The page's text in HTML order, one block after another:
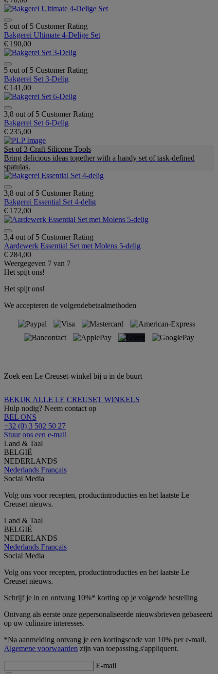
5 out of 5 Customer Rating
Bakgerei Ultimate 4-Delige Set
€ 190,00
5 out of 5 Customer Rating
Bakgerei Set 3-Delig
€ 141,00
3,8 out of 5 Customer Rating
Bakgerei Set 6-Delig
€ 235,00
Set of 3 Craft Silicone Tools
Bring delicious ideas together with a handy set of task-defined
spatulas.
3,8 out of 5 Customer Rating
Bakgerei Essential Set 4-delig
€ 172,00
3,4 out of 5 Customer Rating
Aardewerk Essential Set met Molens 5-delig
€ 284,00
Weergegeven 7 van 7
Het spijt ons!
Het spijt ons!
We accepteren de volgendebetaalmethoden
Zoek een Le Creuset-winkel bij u in de buurt
BEKIJK ALLE LE CREUSET WINKELS
Hulp nodig? Neem contact op
BEL ONS
+32 (0) 3 502 50 27
Stuur ons een e-mail
Land & Taal
BELGIË
NEDERLANDS
Nederlands Français
Social Media
Volg ons voor recepten, productintroducties en het laatste Le
Creuset nieuws.
Land & Taal
BELGIË
NEDERLANDS
Nederlands Français
Social Media
Volg ons voor recepten, productintroducties en het laatste Le
Creuset nieuws.
Schrijf je in en ontvang 10%* korting op je volgende bestelling
Ontvang als eerste onze gepersonaliseerde nieuwsbrieven gebaseerd
op uw culinaire interesses.
*Na aanmelding ontvang je een kortingscode van 10% per e-mail.
Algemene voorwaarden zijn van toepassing.s'appliquent.
E-mail